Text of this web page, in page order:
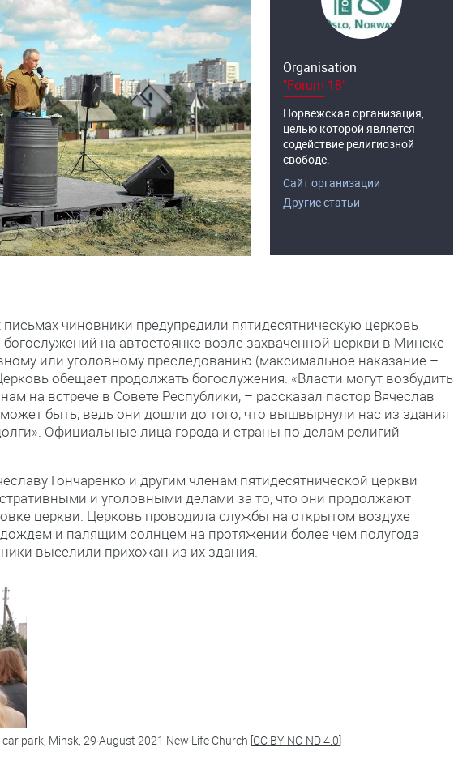
Organisation
"Forum 18"
Норвежская организация,
целью которой является
содействие религиозной
свободе.
Сайт организации
Другие статьи
чиновники предупредили пятидесятническую церковь
на автостоянке возле захваченной церкви в Минске
или уголовному преследованию (максимальное наказание –
обещает продолжать богослужения. «Власти могут возбудить
на встрече в Совете Республики, – рассказал пастор Вячеслав
быть, ведь они дошли до того, что вышвырнули нас из здания
Официальные лица города и страны по делам религий
Гончаренко и другим членам пятидесятнической церкви
и уголовными делами за то, что они продолжают
церкви. Церковь проводила службы на открытом воздухе
и палящим солнцем на протяжении более чем полугода
выселили прихожан из их здания.
park, Minsk, 29 August 2021 New Life Church [CC BY-NC-ND 4.0]